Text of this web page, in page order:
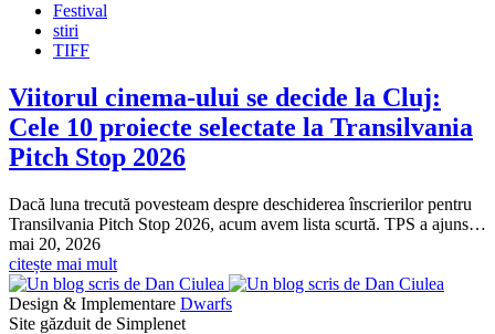
Festival
stiri
TIFF
Viitorul cinema-ului se decide la Cluj:
Cele 10 proiecte selectate la Transilvania
Pitch Stop 2026
Dacă luna trecută povesteam despre deschiderea înscrierilor pentru
Transilvania Pitch Stop 2026, acum avem lista scurtă. TPS a ajuns…
mai 20, 2026
citește mai mult
Design & Implementare Dwarfs
Site găzduit de Simplenet